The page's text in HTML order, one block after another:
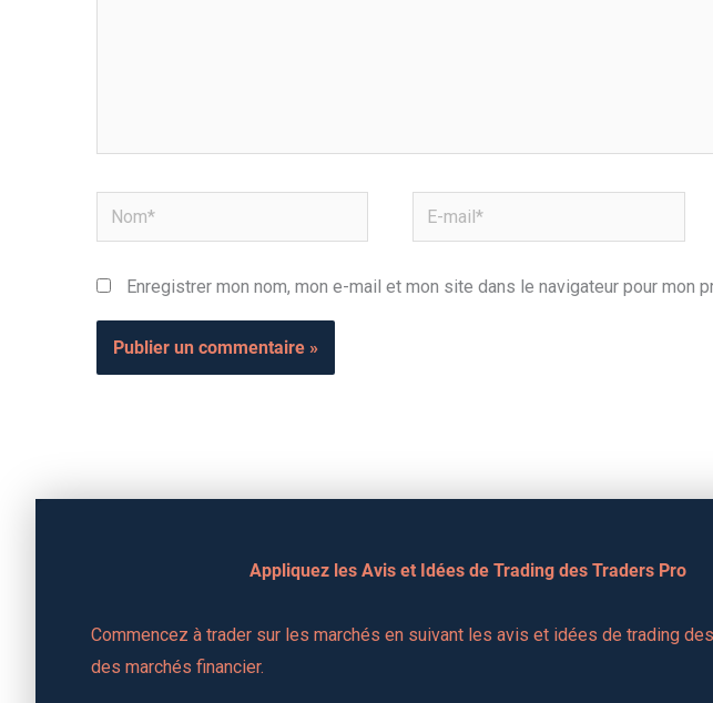
Nom*
mail*
Enregistrer mon nom, mon e-mail et mon site dans le navigateur pour mon
Appliquez les Avis et Idées de Trading des Traders Pro
Commencez à trader sur les marchés en suivant les avis et idées de trading
des marchés financier.